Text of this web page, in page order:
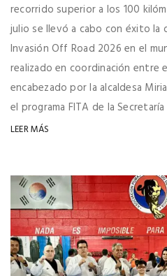
recorrido superior a los 100
julio se llevó a cabo con éxito la
Invasión Off Road 2026 en el
realizado en coordinación entre
encabezado por la alcaldesa
el programa FITA de la
LEER MÁS